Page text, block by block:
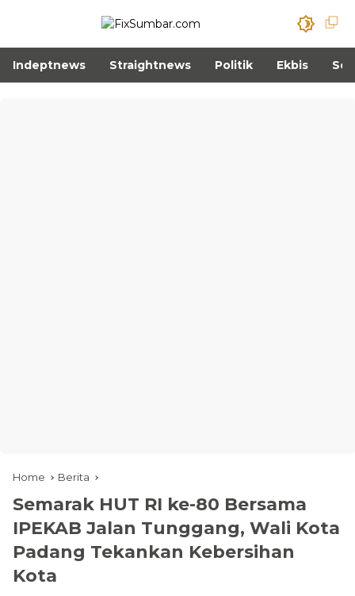
Indeptnews Straightnews Politik Ekbis
Home Berita
Semarak HUT RI ke-80 Bersama
IPEKAB Jalan Tunggang, Wali Kota
Padang Tekankan Kebersihan
Kota